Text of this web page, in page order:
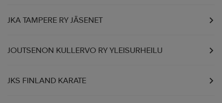
JKA TAMPERE RY JÄSENET
JOUTSENON KULLERVO RY YLEISURHEILU
JKS FINLAND KARATE